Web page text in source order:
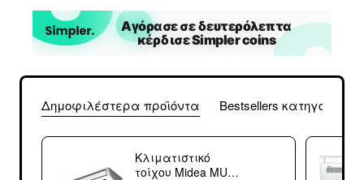
Δημοφιλέστερα προϊόντα Bestsellers κατηγορίας
Κλιματιστικό
τοίχου Midea MUE-